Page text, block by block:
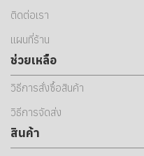
ติดต่อเรา
แผนที่ร้าน
ช่วยเหลือ
วิธีการสั่งซื้อสินค้า
วิธีการจัดส่ง
สินค้า